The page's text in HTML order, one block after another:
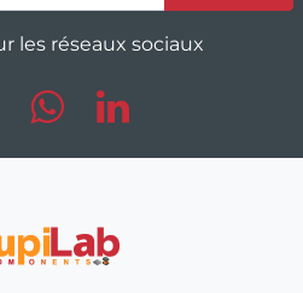
les réseaux sociaux